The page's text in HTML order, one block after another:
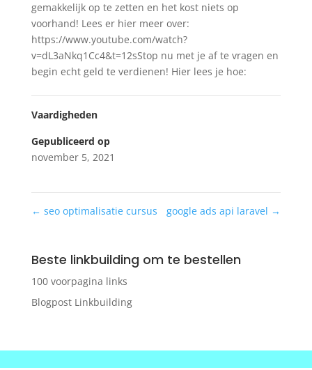
gemakkelijk op te zetten en het kost niets op
voorhand! Lees er hier meer over:
https://www.youtube.com/watch?
v=dL3aNkq1Cc4&t=12sStop nu met je af te vragen en
begin echt geld te verdienen! Hier lees je hoe:
Vaardigheden
Gepubliceerd op
november 5, 2021
← seo optimalisatie cursus google ads api laravel →
Beste linkbuilding om te bestellen
100 voorpagina links
Blogpost Linkbuilding